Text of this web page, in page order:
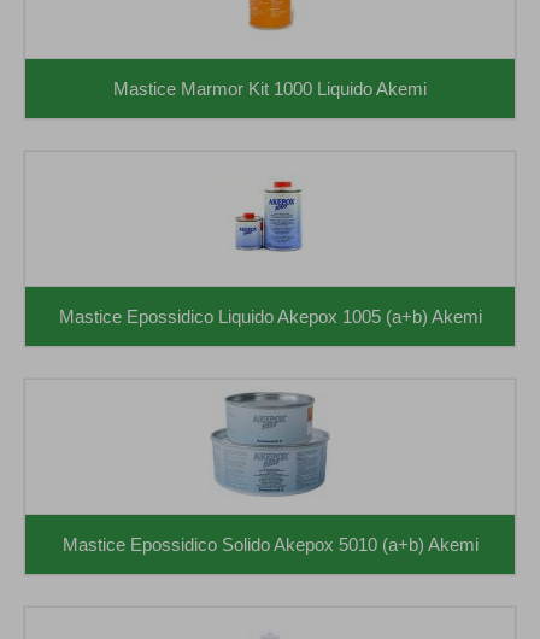
Mastice Marmor Kit 1000 Liquido Akemi
Mastice Epossidico Liquido Akepox 1005 (a+b) Akemi
Mastice Epossidico Solido Akepox 5010 (a+b) Akemi